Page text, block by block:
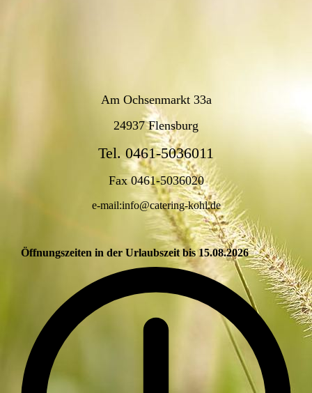
Am Ochsenmarkt 33a
24937 Flensburg
Tel. 0461-5036011
Fax 0461-5036020
e-mail:info@catering-kohl.de
Öffnungszeiten in der Urlaubszeit bis 15.08.2026